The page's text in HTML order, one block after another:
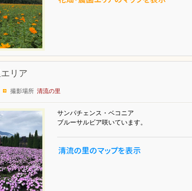
リア
撮影場所 清流の里
サンパチェンス・ベコニア
ブルーサルビア咲いています。